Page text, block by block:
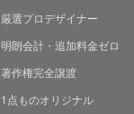
厳選プロデザイナー
明朗会計・追加料金ゼロ
著作権完全譲渡
1点ものオリジナル